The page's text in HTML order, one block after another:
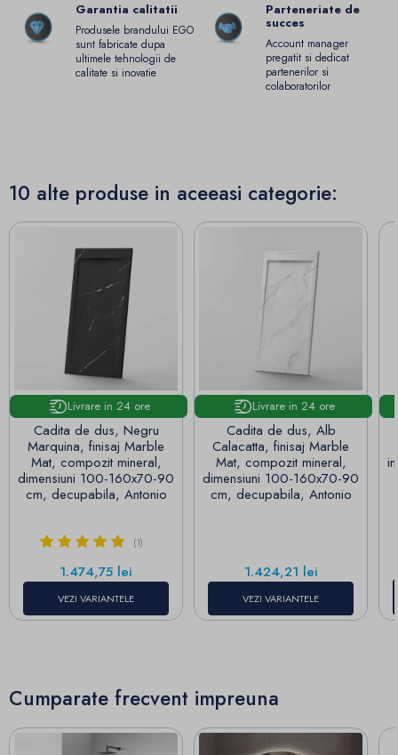
Garantia calitatii
Produsele brandului EGO
sunt fabricate dupa
ultimele tehnologii de
calitate si inovatie
Parteneriate de
succes
Account manager
pregatit si dedicat
partenerilor si
colaboratorilor
10 alte produse in aceeasi categorie:
Livrare in 24 ore
Cadita de dus, Negru
Marquina, finisaj Marble
Mat, compozit mineral,
dimensiuni 100-160x70-90
cm, decupabila, Antonio
(1)
Pret
1.474,75 lei
VEZI VARIANTELE
Livrare in 24 ore
Cadita de dus, Alb
Calacatta, finisaj Marble
Mat, compozit mineral,
dimensiuni 100-160x70-90
cm, decupabila, Antonio
Pret
1.424,21 lei
VEZI VARIANTELE
Cumparate frecvent impreuna